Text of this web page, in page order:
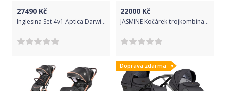
27490 Kč
Inglesina Set 4v1 Aptica Darwin Silk Grey 2021
22000 Kč
JASMINE Kočárek trojkombinace Jasmine Bennetta Classic 02
Doprava zdarma